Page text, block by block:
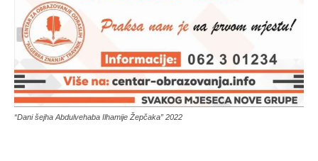
“Dani šejha Abdulvehaba Ilhamije Žepčaka” 2022